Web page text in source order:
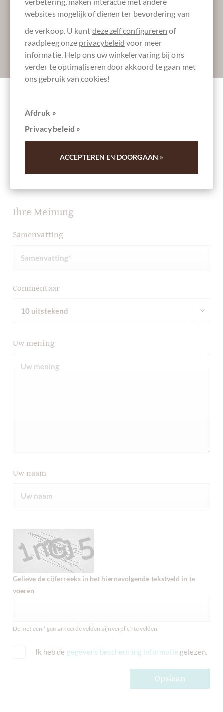
Absenden
Andere klanten beoordeelden
und goldenem Osterei
Ihre Meinung
Samenvatting
Commentaar
Uw mening
Uw naam
Gelieve de cijferreeks in het hiernavolgende tekstveld in te
voeren
De met een * gemarkeerde velden zijn verplichte velden.
Ik heb de gegevens bescherming informatie gelezen.
Opslaan
websites mogelijk of dienen ter bevordering van
de verkoop. U kunt deze zelf configureren of
raadpleeg onze privacybeleid voor meer
informatie. Help ons uw winkelervaring bij ons
verder te optimaliseren door akkoord te gaan met
ons gebruik van cookies!
Afdruk »
Privacybeleid »
ACCEPTEREN EN DOORGAAN »